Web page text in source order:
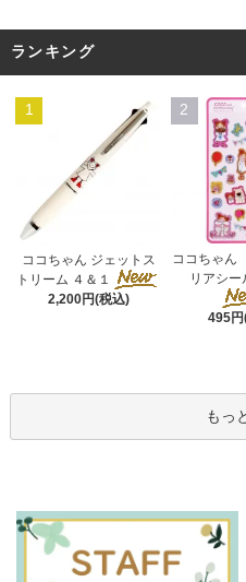
ランキング
1
ココちゃん ジェットス
トリーム ４＆１
2,200円(税込)
2
ココちゃん
リアシー
495
もっ